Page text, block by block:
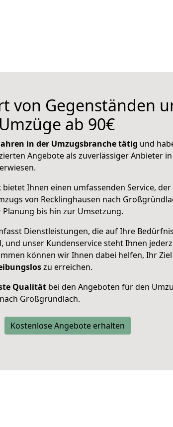
von Gegenständen
ab 90€
in der Umzugsbranche tätig und
Angebote als zuverlässiger Anbieter in
bietet Ihnen einen umfassenden Service, der
von Recklinghausen nach
bis hin zur Umsetzung.
Dienstleistungen, die auf Ihre
und unser Kundenservice steht Ihnen
können wir Ihnen dabei helfen, Ihr Ziel
zu erreichen.
Qualität bei den Angeboten für den
Großgründlach.
Kostenlose Angebote erhalten